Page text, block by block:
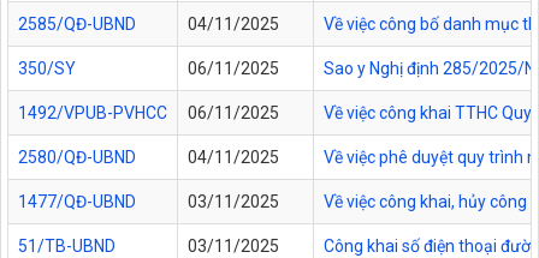
2585/QĐ-UBND 04/11/2025 Về việc công bố danh mục
350/SY 06/11/2025 Sao y Nghị định 285/2025/
1492/VPUB-PVHCC 06/11/2025 Về việc công khai TTHC
2580/QĐ-UBND 04/11/2025 Về việc phê duyệt quy trình
1477/QĐ-UBND 03/11/2025 Về việc công khai, hủy công
51/TB-UBND 03/11/2025 Công khai số điện thoại